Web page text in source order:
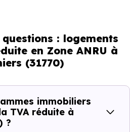
neuf à Colomiers
à
Colomiers (31770),
C'est une économie réelle,
vous payez.
: logements
en Zone ANRU à
(31770)
immobiliers
TVA réduite à
?